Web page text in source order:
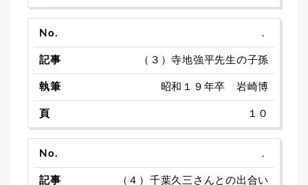
．
（３）寺地強平先生の子孫
昭和１９年卒 岩崎博
１０
．
（４）千葉久三さんとの出合い